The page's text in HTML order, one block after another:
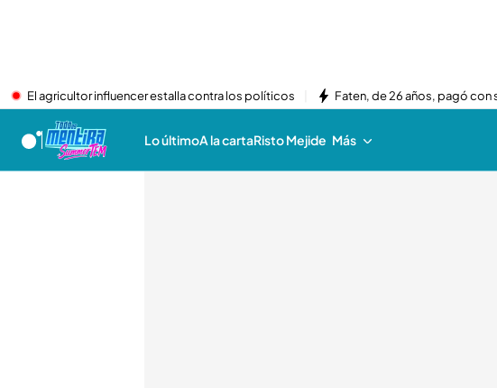
El agricultor influencer estalla contra los políticos Faten, de 26 años, pagó con
Lo últimoA la cartaRisto Mejide Más